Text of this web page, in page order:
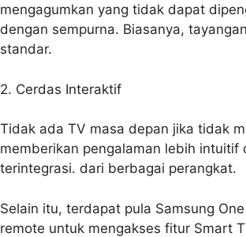
mengagumkan yang tidak dapat
dengan sempurna. Biasanya,
standar.
2. Cerdas Interaktif
Tidak ada TV masa depan jika tidak
memberikan pengalaman lebih
terintegrasi. dari berbagai perangkat.
Selain itu, terdapat pula Samsung
remote untuk mengakses fitur Smart